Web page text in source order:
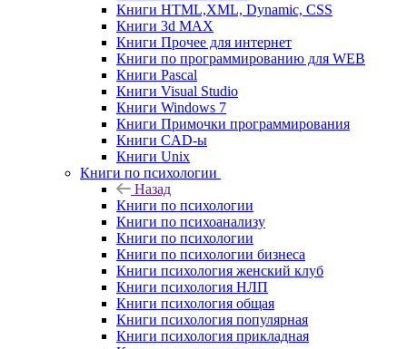
Книги HTML,XML, Dynamic, CSS
Книги 3d MAX
Книги Прочее для интернет
Книги по программированию для WEB
Книги Pascal
Книги Visual Studio
Книги Windows 7
Книги Примочки программирования
Книги CAD-ы
Книги Unix
Книги по психологии
Назад
Книги по психологии
Книги по психоанализу
Книги по психологии
Книги по психологии бизнеса
Книги психология женский клуб
Книги психология НЛП
Книги психология общая
Книги психология популярная
Книги психология прикладная